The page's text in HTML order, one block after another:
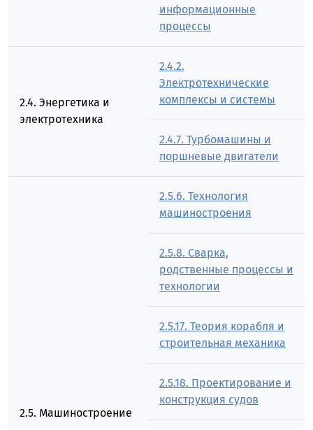
информационные
процессы
2.4. Энергетика и
электротехника
2.4.2.
Электротехнические
комплексы и системы
2.4.7. Турбомашины и
поршневые двигатели
2.5. Машиностроение
2.5.6. Технология
машиностроения
2.5.8. Сварка,
родственные процессы и
технологии
2.5.17. Теория корабля и
строительная механика
2.5.18. Проектирование и
конструкция судов